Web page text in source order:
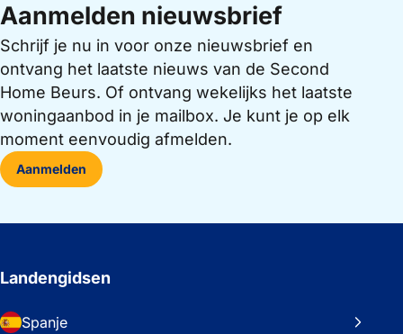
Aanmelden nieuwsbrief
Schrijf je nu in voor onze nieuwsbrief en
ontvang het laatste nieuws van de Second
Home Beurs. Of ontvang wekelijks het laatste
woningaanbod in je mailbox. Je kunt je op elk
moment eenvoudig afmelden.
Aanmelden
Landengidsen
Spanje